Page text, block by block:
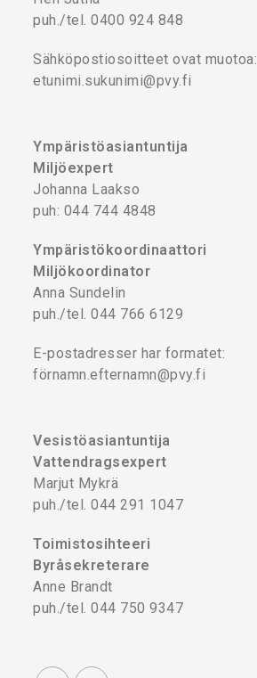
puh./tel. 0400 924 848
Sähköpostiosoitteet ovat muotoa:
etunimi.sukunimi@pvy.fi
Ympäristöasiantuntija
Miljöexpert
Johanna Laakso
puh: 044 744 4848
Ympäristökoordinaattori
Miljökoordinator
Anna Sundelin
puh./tel. 044 766 6129
E-postadresser har formatet:
förnamn.efternamn@pvy.fi
Vesistöasiantuntija
Vattendragsexpert
Marjut Mykrä
puh./tel. 044 291 1047
Toimistosihteeri
Byråsekreterare
Anne Brandt
puh./tel. 044 750 9347